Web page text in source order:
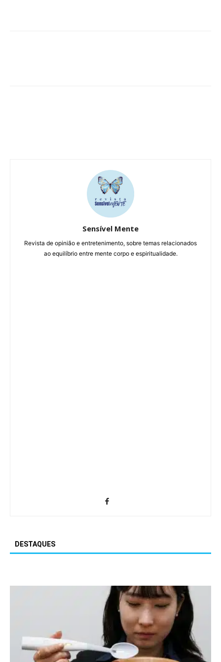
Sensível Mente
Revista de opinião e entretenimento, sobre temas relacionados
ao equilíbrio entre mente corpo e espiritualidade.
DESTAQUES